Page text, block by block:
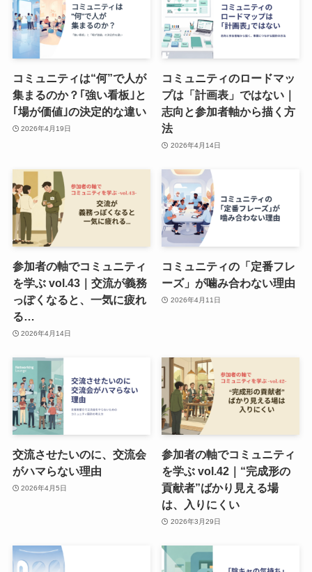
コミュニティは“何”で人が
集まるのか？｢強い看板｣と
｢場が価値｣の決定的な違い
2026年4月19日
コミュニティのロードマッ
プは「計画表」ではない｜
志向と参加者軸から描く方
法
2026年4月14日
参加者の軸でコミュニティ
を学ぶ vol.43｜交流が義務
っぽくなると、一気に疲れ
る…
2026年4月14日
コミュニティの「定番フレ
ーズ」が噛み合わない理由
2026年4月11日
交流させたいのに、交流会
がハマらない理由
2026年4月5日
参加者の軸でコミュニティ
を学ぶ vol.42｜“完成形の
貢献者”ばかり見える場
は、入りにくい
2026年3月29日